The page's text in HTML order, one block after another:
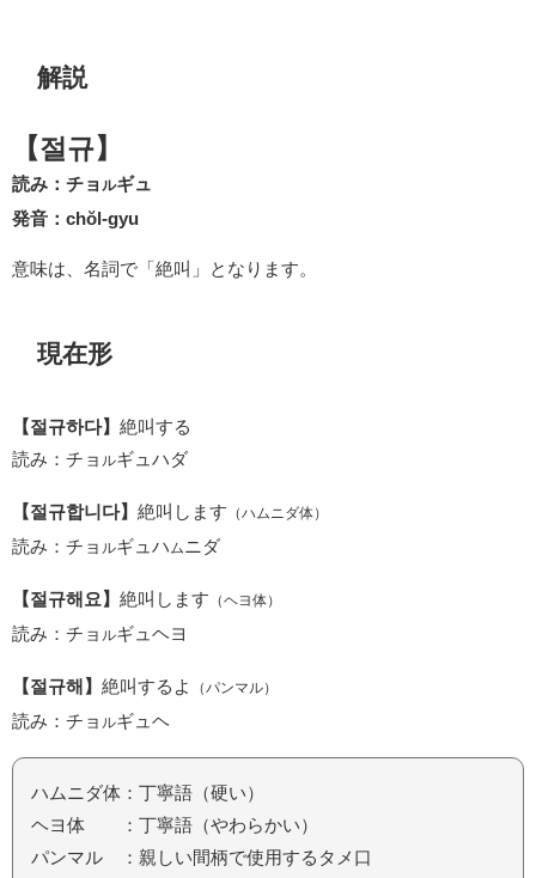
解説
【절규】
読み：チョ ルギュ
発音：chŏl-gyu
意味は、名詞で「絶叫」となります。
現在形
【절규하다】 絶叫する
読み：チョ ルギュハダ
【절규합니다】 絶叫します （ハムニダ体）
読み：チョ ルギュハ ム ニダ
【절규해요】 絶叫します （ヘヨ体）
読み：チョ ルギュヘヨ
【절규해】 絶叫するよ （パンマル）
読み：チョ ルギュヘ
ハムニダ体：丁寧語（硬い）
ヘヨ体 ：丁寧語（やわらかい）
パンマル ：親しい間柄で使用するタメ口